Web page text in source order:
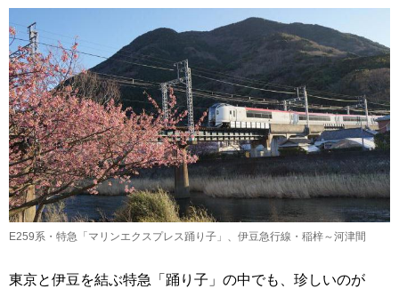
E259系・特急「マリンエクスプレス踊り子」、伊豆急行線・稲梓～河津間
東京と伊豆を結ぶ特急「踊り子」の中でも、珍しいのが